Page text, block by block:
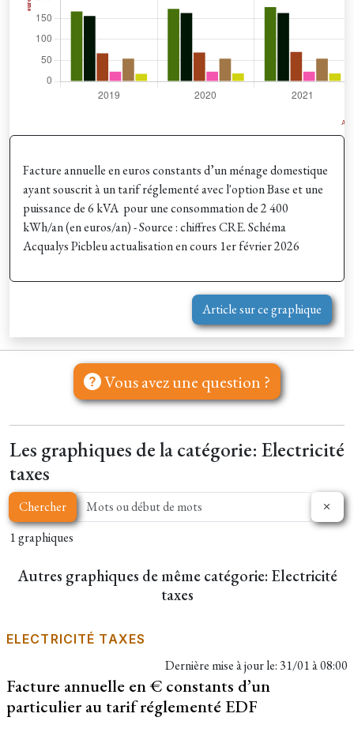
Facture annuelle en euros constants d’un ménage domestique
ayant souscrit à un tarif réglementé avec l'option Base et une
puissance de 6 kVA pour une consommation de 2 400
kWh/an(en euros/an)- Source : chiffres CRE. Schéma
Acqualys Picbleu actualisation en cours 1er février 2026
Article sur ce graphique
Vous avez une question ?
Les graphiques de la catégorie: Electricité
taxes
Chercher
1 graphiques
Autres graphiques de même catégorie: Electricité
taxes
ELECTRICITÉ TAXES
Dernière mise à jour le: 31/01 à 08:00
Facture annuelle en € constants d’un
particulier au tarif réglementé EDF